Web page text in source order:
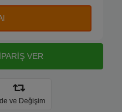
VER
ve Değişim